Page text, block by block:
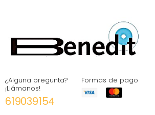
¿Alguna pregunta?
¡Llámanos!
619039154
Formas de pago